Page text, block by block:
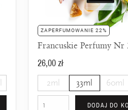
ZAPERFUMOWANIE 22%
Francuskie Perfumy Nr
26,00 zł
2ml 33ml 60ml
DODAJ DO